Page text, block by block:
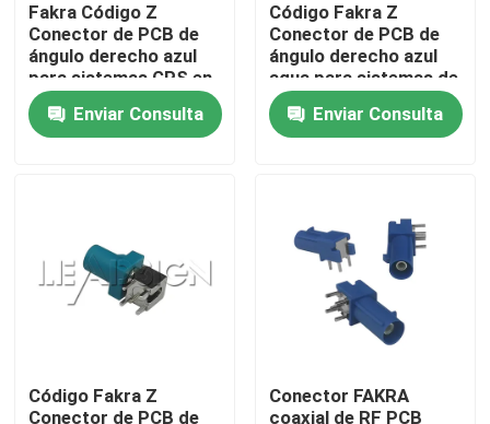
Tour por la fábrica
Control de calidad
Solicitar presupuesto
Conector del PWB de FAKRA
Fakra Código Z
Conector de PCB de
ángulo derecho azul
para sistemas GPS en
el vehículo
Enviar Consulta
Código Fakra Z
Conector de PCB de
ángulo derecho azul
agua para sistemas de
infoentretenimiento
Enviar Consulta
Código Fakra Z
Conector de PCB de
Conector FAKRA
coaxial de RF PCB